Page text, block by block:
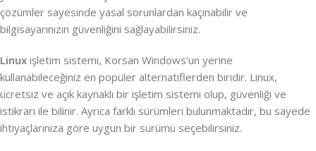
çözümler sayesinde yasal sorunlardan kaçınabilir ve
bilgisayarınızın güvenliğini sağlayabilirsiniz.
Linux işletim sistemi, Korsan Windows’un yerine
kullanabileceğiniz en popüler alternatiflerden biridir. Linux,
ücretsiz ve açık kaynaklı bir işletim sistemi olup, güvenliği ve
istikrarı ile bilinir. Ayrıca farklı sürümleri bulunmaktadır, bu sayede
ihtiyaçlarınıza göre uygun bir sürümü seçebilirsiniz.